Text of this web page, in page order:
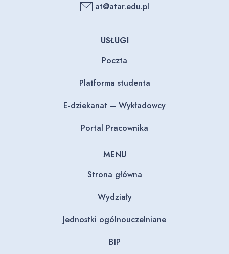
at@atar.edu.pl
USŁUGI
Poczta
Platforma studenta
E-dziekanat – Wykładowcy
Portal Pracownika
MENU
Strona główna
Wydziały
Jednostki ogólnouczelniane
BIP